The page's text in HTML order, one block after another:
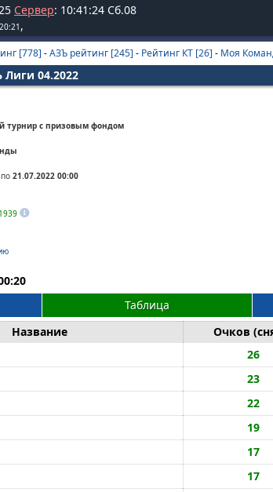
Сервер: 10:41 :25 Сб.08
,
[778] -АЗЪ рейтинг [245] - Рейтинг КТ [26] - Моя
04.2022
турнир с призовым фондом
по 21.07.2022 00:00
Таблица
Название Очков
26
23
22
19
17
17